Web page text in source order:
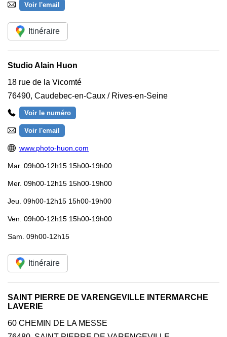
Voir l'email
Itinéraire
Studio Alain Huon
18 rue de la Vicomté
76490, Caudebec-en-Caux / Rives-en-Seine
Voir le numéro
Voir l'email
www.photo-huon.com
Mar. 09h00-12h15 15h00-19h00
Mer. 09h00-12h15 15h00-19h00
Jeu. 09h00-12h15 15h00-19h00
Ven. 09h00-12h15 15h00-19h00
Sam. 09h00-12h15
Itinéraire
SAINT PIERRE DE VARENGEVILLE INTERMARCHE
LAVERIE
60 CHEMIN DE LA MESSE